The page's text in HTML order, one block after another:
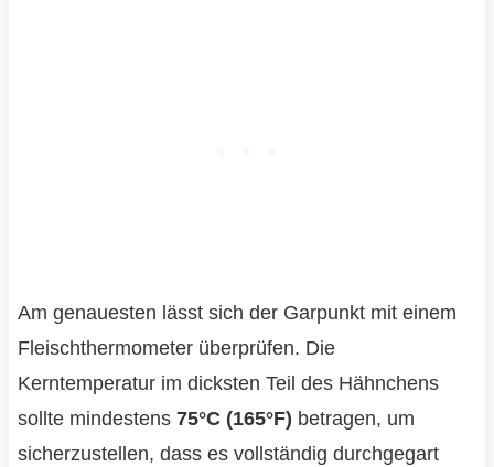
Am genauesten lässt sich der Garpunkt mit einem
Fleischthermometer überprüfen. Die
Kerntemperatur im dicksten Teil des Hähnchens
sollte mindestens 75°C (165°F) betragen, um
sicherzustellen, dass es vollständig durchgegart